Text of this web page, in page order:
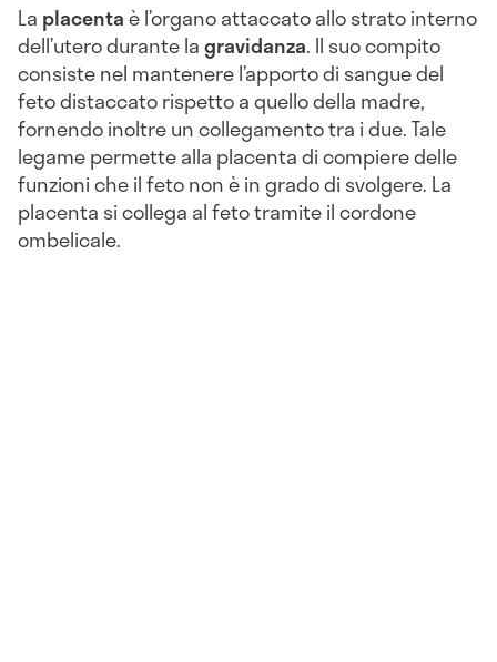
La placentaè l’organo attaccato allo strato interno
dell’utero durante lagravidanza. Il suo compito
consiste nel mantenere l’apporto di sangue del
feto distaccato rispetto a quello della madre,
fornendo inoltre un collegamento tra i due. Tale
legame permette alla placenta di compiere delle
funzioni che il feto non è in grado di svolgere. La
placenta si collega al feto tramite il cordone
ombelicale.